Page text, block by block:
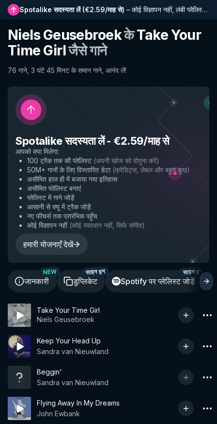
Spotalike सदस्यता लें(€2.59/माह से) – कोई विज्ञापन नहीं, लंबी प्लेलिस्ट, पूर्ण इतिहास और नई सुविधाओं तक प्रारंभिक पहुंच
Niels GeusebroekकेTake Your
Time Girlजैसे गाने
76 गाने, 3 घंटे 45 मिनट के समान गाने, आनंद लें!
Spotalike सदस्यता लें- €2.59/माह से
आपको क्या मिलेगा:
100 ट्रैक तक की प्लेलिस्ट (अपनी खोज को दोगुना करें)
50M+ गानों के लिए विस्तारित डेटा (क्रेडिट्स, लेबल और बहुत कुछ)
असीमित हाल ही में बजाया गया इतिहास
असीमित प्लेलिस्ट बनाएं
प्लेलिस्ट में गाने जोड़ें
आसानी से क्यू में ट्रैक जोड़ें
नए फीचर्स तक प्रारंभिक पहुँच
कोई विज्ञापन नहीं (कोई व्यवधान नहीं, सिर्फ संगीत)
हमारी योजनाएँ देखें
जानकारी
NEW
डुप्लिकेट
साइन इन
Spotify पर प्लेलिस्ट जोड़ें
साइन इन
Take Your Time Girl
Niels Geusebroek
Keep Your Head Up
Sandra van Nieuwland
Beggin'
Sandra van Nieuwland
Flying Away In My Dreams
John Ewbank